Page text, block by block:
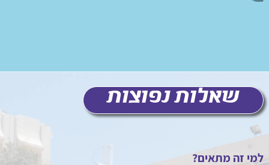
שאלות נפוצות
למי זה מתאים?